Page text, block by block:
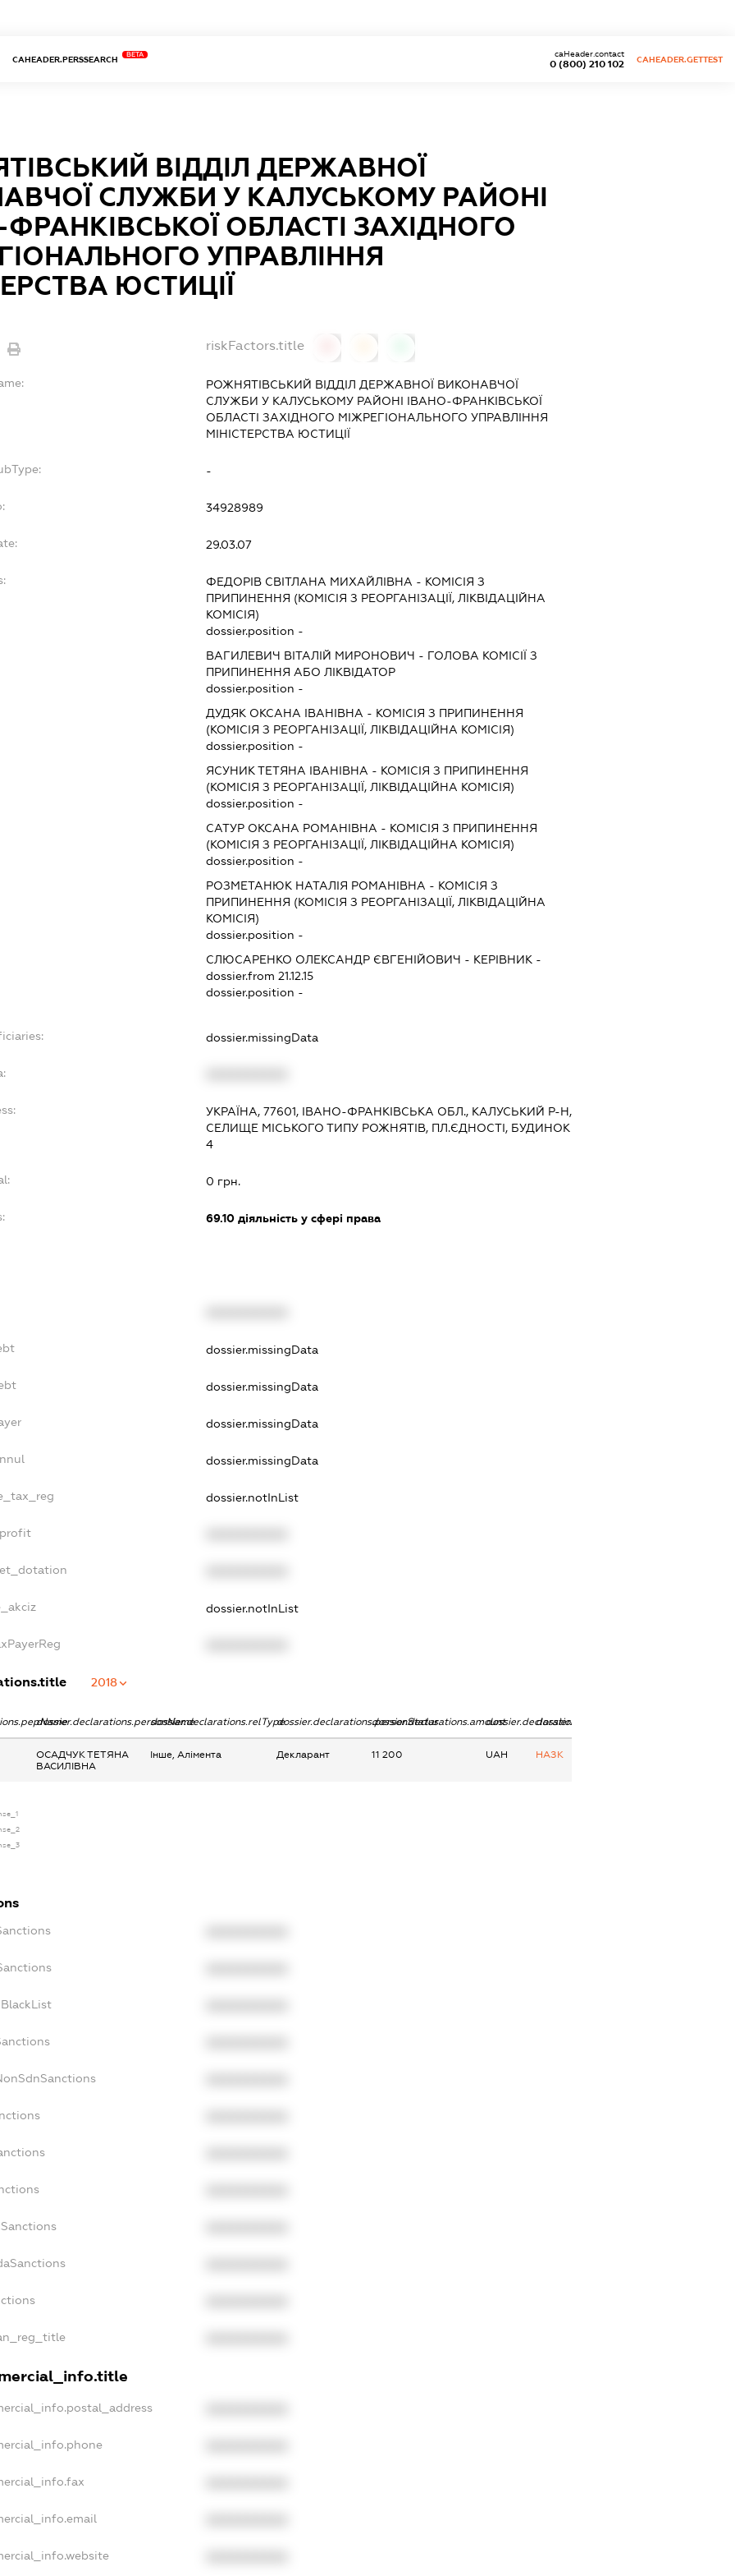
CAHEADER.PERSSEARCH
BETA
0 (800) 210 102
caHeader.contact
CAHEADER.GETTEST
ВІДДІЛ ДЕРЖАВНОЇ
СЛУЖБИ У КАЛУСЬКОМУ РАЙОНІ
ОБЛАСТІ ЗАХІДНОГО
УПРАВЛІННЯ
ЮСТИЦІЇ
riskFactors.title
РОЖНЯТІВСЬКИЙ ВІДДІЛ ДЕРЖАВНОЇ ВИКОНАВЧОЇ
СЛУЖБИ У КАЛУСЬКОМУ РАЙОНІ ІВАНО-ФРАНКІВСЬКОЇ
ОБЛАСТІ ЗАХІДНОГО МІЖРЕГІОНАЛЬНОГО УПРАВЛІННЯ
МІНІСТЕРСТВА ЮСТИЦІЇ
-
34928989
29.03.07
ФЕДОРІВ СВІТЛАНА МИХАЙЛІВНА - КОМІСІЯ З
ПРИПИНЕННЯ (КОМІСІЯ З РЕОРГАНІЗАЦІЇ, ЛІКВІДАЦІЙНА
КОМІСІЯ)
dossier.position -
ВАГИЛЕВИЧ ВІТАЛІЙ МИРОНОВИЧ - ГОЛОВА КОМІСІЇ З
ПРИПИНЕННЯ АБО ЛІКВІДАТОР
dossier.position -
ДУДЯК ОКСАНА ІВАНІВНА - КОМІСІЯ З ПРИПИНЕННЯ
(КОМІСІЯ З РЕОРГАНІЗАЦІЇ, ЛІКВІДАЦІЙНА КОМІСІЯ)
dossier.position -
ЯСУНИК ТЕТЯНА ІВАНІВНА - КОМІСІЯ З ПРИПИНЕННЯ
(КОМІСІЯ З РЕОРГАНІЗАЦІЇ, ЛІКВІДАЦІЙНА КОМІСІЯ)
dossier.position -
САТУР ОКСАНА РОМАНІВНА - КОМІСІЯ З ПРИПИНЕННЯ
(КОМІСІЯ З РЕОРГАНІЗАЦІЇ, ЛІКВІДАЦІЙНА КОМІСІЯ)
dossier.position -
РОЗМЕТАНЮК НАТАЛІЯ РОМАНІВНА - КОМІСІЯ З
ПРИПИНЕННЯ (КОМІСІЯ З РЕОРГАНІЗАЦІЇ, ЛІКВІДАЦІЙНА
КОМІСІЯ)
dossier.position -
СЛЮСАРЕНКО ОЛЕКСАНДР ЄВГЕНІЙОВИЧ - КЕРІВНИК -
dossier.from 21.12.15
dossier.position -
dossier.missingData
УКРАЇНА, 77601, ІВАНО-ФРАНКІВСЬКА ОБЛ., КАЛУСЬКИЙ Р-Н,
СЕЛИЩЕ МІСЬКОГО ТИПУ РОЖНЯТІВ, ПЛ.ЄДНОСТІ, БУДИНОК
4
0 грн.
69.10діяльність у сфері права
dossier.missingData
dossier.missingData
dossier.missingData
dossier.missingData
dossier.notInList
dossier.notInList
2018
dossier.declarations.personNamedossier.declarations.relTypedossier.declarations.personStatusdossier.declarations.amountdossier.declarations.currency
dossier.declarations.source
ОСАДЧУК ТЕТЯНА
ВАСИЛІВНА
Інше, Алімента Декларант 11 200 UAH НАЗК